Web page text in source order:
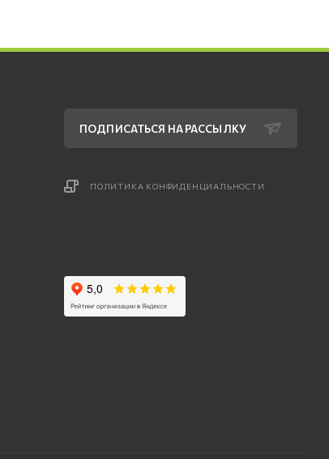
ПОДПИСАТЬСЯ НА РАССЫЛКУ
ПОЛИТИКА КОНФИДЕНЦИАЛЬНОСТИ